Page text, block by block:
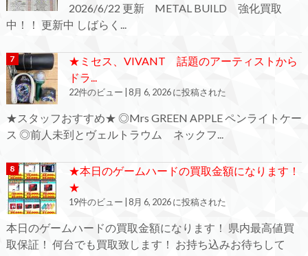
2026/6/22 更新 METAL BUILD 強化買取
中！！ 更新中 しばらく...
★ミセス、VIVANT 話題のアーティストから
ドラ...
22件のビュー 8月 6, 2026 に投稿された
★スタッフおすすめ★ ◎Mrs GREEN APPLE ペンライトケー
ス ◎前人未到とヴェルトラウム ネックフ...
★本日のゲームハードの買取金額になります！
★
19件のビュー 8月 6, 2026 に投稿された
本日のゲームハードの買取金額になります！ 県内最高値買
取保証！ 何台でも買取致します！ お持ち込みお待ちして